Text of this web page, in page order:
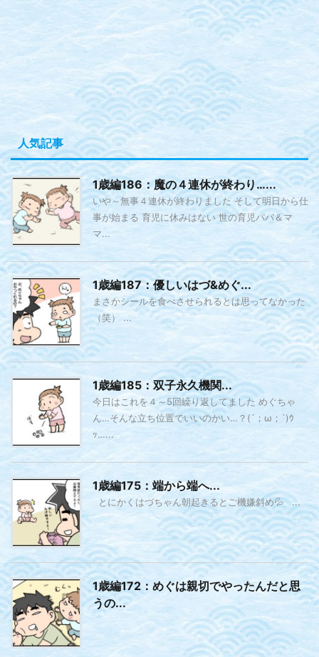
人気記事
1歳編186：魔の４連休が終わり…...
いや～無事４連休が終わりました そして明日から仕
事が始まる 育児に休みはない 世の育児パパ＆マ
マ...
1歳編187：優しいはづ&めぐ...
まさかシールを食べさせられるとは思ってなかった
（笑） ...
1歳編185：双子永久機関...
今日はこれを４～5回繰り返してました めぐちゃ
ん…そんな立ち位置でいいのかい…？(´；ω；`)ｳ
ｯ…...
1歳編175：端から端へ...
とにかくはづちゃん朝起きるとご機嫌斜め💦 ...
1歳編172：めぐは親切でやったんだと思
うの...